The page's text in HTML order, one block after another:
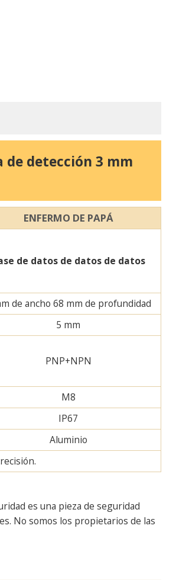
de detección 3 mm
ENFERMO DE PAPÁ
de datos de datos de datos
de ancho 68 mm de profundidad
5 mm
PNP+NPN
M8
IP67
Aluminio
es una pieza de seguridad
No somos los propietarios de las